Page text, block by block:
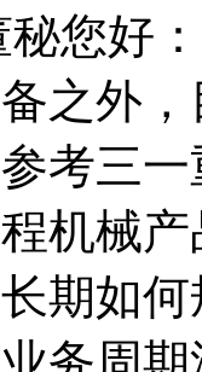
秘您好
之外
考三
机械
期如
务周